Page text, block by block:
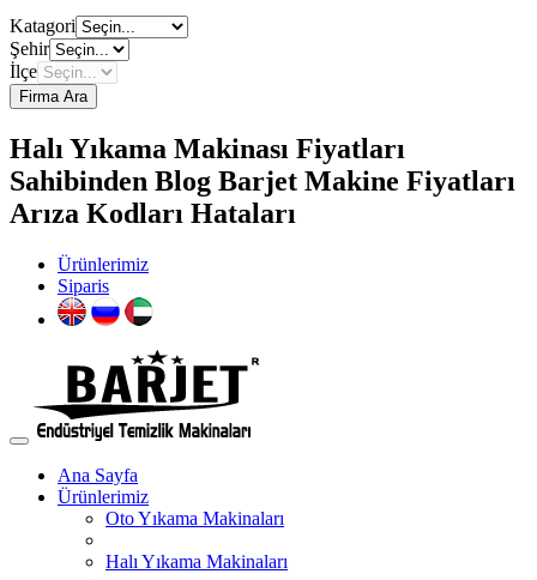
Katagori
Şehir
İlçe
Firma Ara
Halı Yıkama Makinası Fiyatları
Sahibinden Blog Barjet Makine Fiyatları
Arıza Kodları Hataları
Ürünlerimiz
Siparis
Ana Sayfa
Ürünlerimiz
Oto Yıkama Makinaları
Halı Yıkama Makinaları